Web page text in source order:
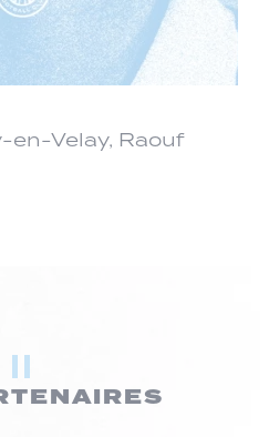
en-Velay, Raouf